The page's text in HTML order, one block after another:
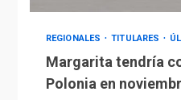
REGIONALES TITULARES
Margarita tendría
Polonia en